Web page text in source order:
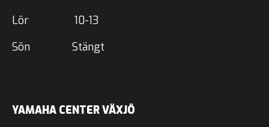
Lör 10-13
Sön Stängt
YAMAHA CENTER VÄXJÖ